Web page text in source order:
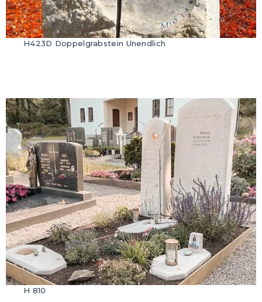
H423D Doppelgrabstein Unendlich
H 810